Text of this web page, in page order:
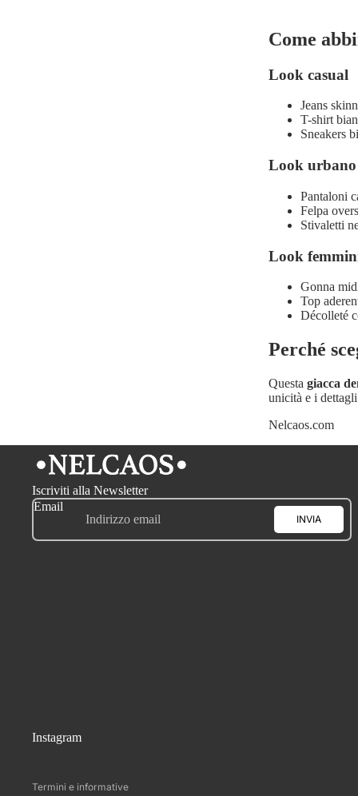
Come
Look casual
Jeans
T-shirt
Sneakers
Look urbano
Pantaloni
Felpa
Stivaletti
Look
Gonna
Top
Décolleté
Perché
Questa giacca
unicità e i
Nelcaos.com
Iscriviti alla Newsletter
Email
INVIA
Instagram
Termini e informative
Informativa legale